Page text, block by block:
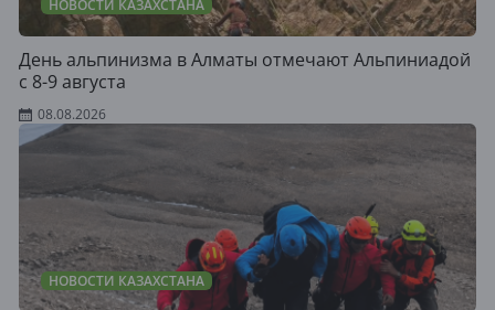
НОВОСТИ КАЗАХСТАНА
День альпинизма в Алматы отмечают Альпиниадой
с 8-9 августа
08.08.2026
НОВОСТИ КАЗАХСТАНА